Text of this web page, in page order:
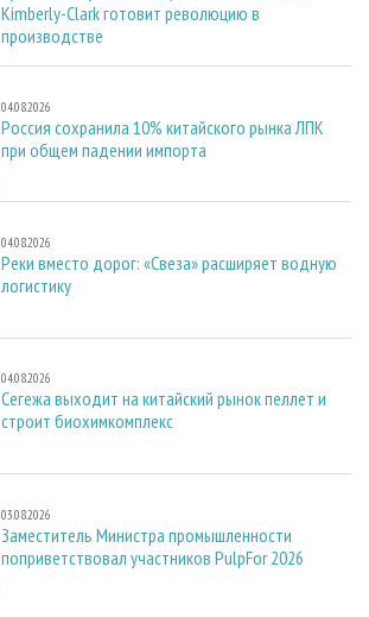
Kimberly-Clark готовит революцию в
производстве
04.08.2026
Россия сохранила 10% китайского рынка ЛПК
при общем падении импорта
04.08.2026
Реки вместо дорог: «Свеза» расширяет водную
логистику
04.08.2026
Сегежа выходит на китайский рынок пеллет и
строит биохимкомплекс
03.08.2026
Заместитель Министра промышленности
поприветствовал участников PulpFor 2026